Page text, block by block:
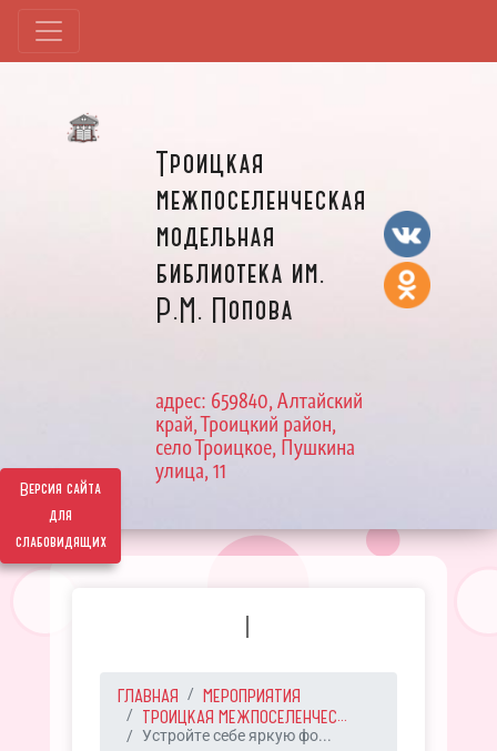
Версия сайта
для
слабовидящих
Троицкая
межпоселенческая
модельная
библиотека им.
Р.М. Попова
адрес: 659840, Алтайский
край, Троицкий район,
село Троицкое, Пушкина
улица, 11
I
ГЛАВНАЯ
МЕРОПРИЯТИЯ
ТРОИЦКАЯ МЕЖПОСЕЛЕНЧЕС...
Устройте себе яркую фо...